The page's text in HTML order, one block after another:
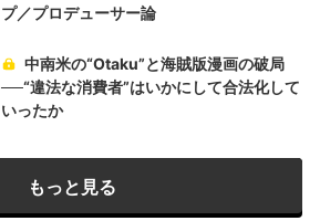
プ／プロデューサー論
中南米の“Otaku”と海賊版漫画の破局
──“違法な消費者”はいかにして合法化して
いったか
もっと見る